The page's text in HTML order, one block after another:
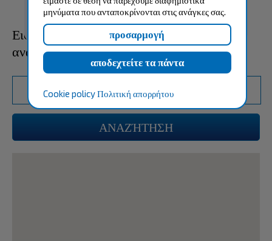
μηνύματα που ανταποκρίνονται στις ανάγκες σας.
Cookie policyΠολιτική απορρήτου
κατάστημα
Εισάγετε μία πλήρη διεύθυνση στην
αναζήτηση